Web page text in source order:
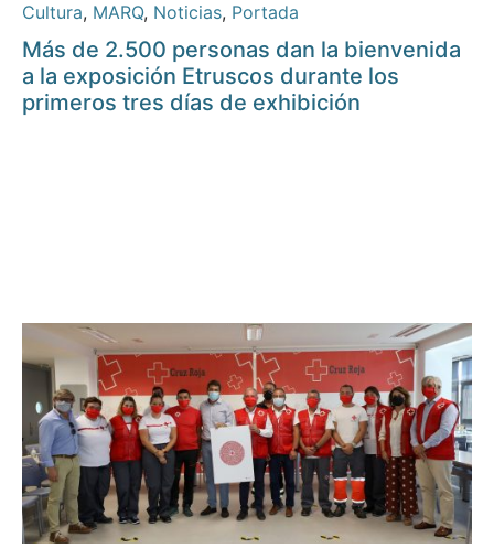
Cultura, MARQ, Noticias, Portada
Más de 2.500 personas dan la bienvenida
a la exposición Etruscos durante los
primeros tres días de exhibición